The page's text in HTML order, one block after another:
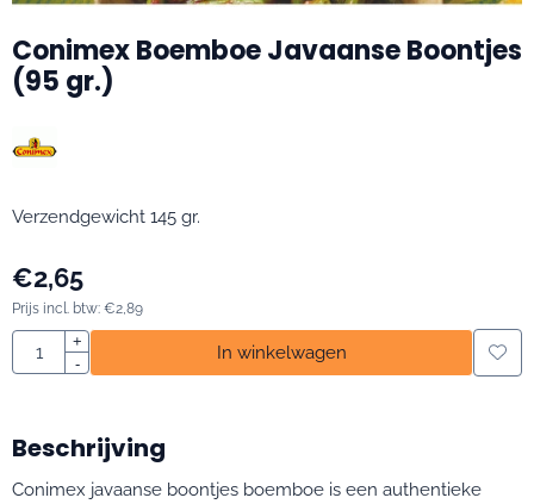
Conimex Boemboe Javaanse Boontjes
(95 gr.)
Verzendgewicht 145 gr.
€2,65
Prijs incl. btw: €2,89
Aantal
+
-
In winkelwagen
Beschrijving
Conimex javaanse boontjes boemboe is een authentieke